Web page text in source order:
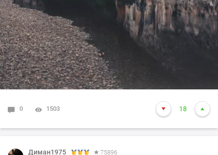
0 1503 18
Диман1975
75896